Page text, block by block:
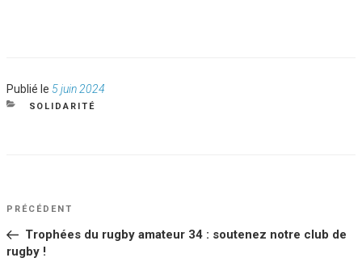
Publié le Publié
le
5 juin 2024
CATÉGORIES
SOLIDARITÉ
NAVIGATION
DE
L’ARTICLE
Article
PRÉCÉDENT
Trophées du rugby amateur 34 : soutenez notre club de
rugby !